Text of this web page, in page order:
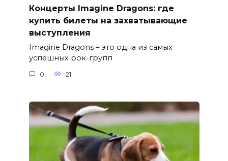
Концерты Imagine Dragons: где
купить билеты на захватывающие
выступления
Imagine Dragons – это одна из самых
успешных рок-групп
0 21